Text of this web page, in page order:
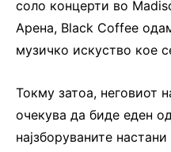
соло концерти во
Арена, Black Coffee
музичко искуство кое
Токму затоа, неговиот
очекува да биде еден
најзборуваните